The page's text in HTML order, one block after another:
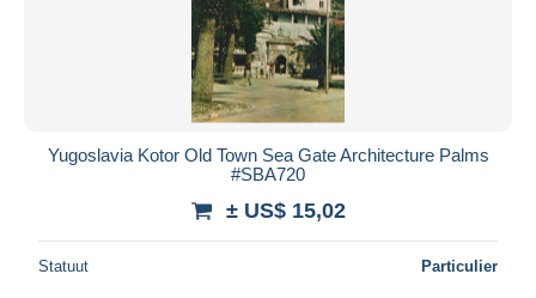
Yugoslavia Kotor Old Town Sea Gate Architecture Palms
#SBA720
± US$ 15,02
Statuut Particulier